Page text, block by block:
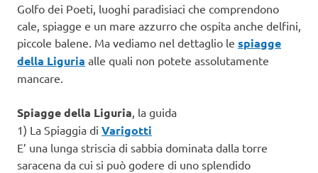
Golfo dei Poeti, luoghi paradisiaci che comprendono
cale, spiagge e un mare azzurro che ospita anche delfini,
piccole balene. Ma vediamo nel dettaglio le spiagge
della Liguria alle quali non potete assolutamente
mancare.
Spiagge della Liguria, la guida
1) La Spiaggia di Varigotti
E’ una lunga striscia di sabbia dominata dalla torre
saracena da cui si può godere di uno splendido